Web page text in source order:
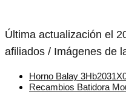
Última actualización el
afiliados / Imágenes de
Horno Balay
Recambios Batidora